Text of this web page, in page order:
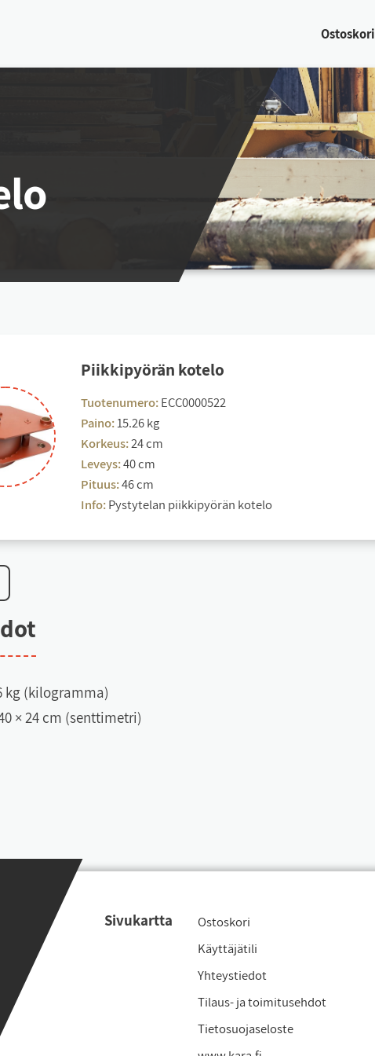
Os­tos­ko­ri
Piik­ki­pyö­rän ko­te­lo
Tuotenumero:ECC0000522
Paino:15.26 kg
Korkeus:24 cm
Leveys:40 cm
Pituus:46 cm
Info:Pystytelan piikkipyörän kotelo
kg (kilogramma)
× 24 cm (senttimetri)
Si­vu­kart­ta
Os­tos­ko­ri
Käyt­tä­jä­ti­li
Yh­teys­tie­dot
Ti­laus- ja toi­mi­tu­seh­dot
Tie­to­suo­ja­se­los­te